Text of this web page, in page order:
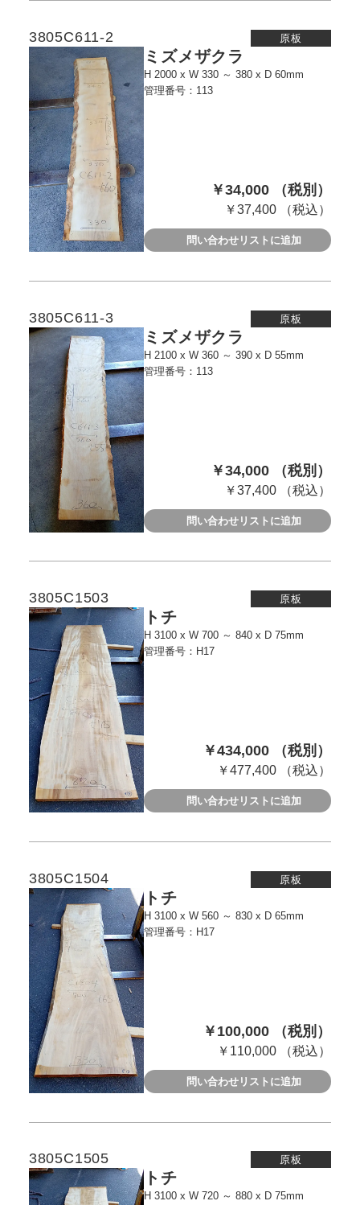
3805C611-2 原板
ミズメザクラ
H 2000 x W 330 ～ 380 x D 60mm
管理番号：113
￥34,000 （税別）
￥37,400 （税込）
問い合わせリストに追加
3805C611-3 原板
ミズメザクラ
H 2100 x W 360 ～ 390 x D 55mm
管理番号：113
￥34,000 （税別）
￥37,400 （税込）
問い合わせリストに追加
3805C1503 原板
トチ
H 3100 x W 700 ～ 840 x D 75mm
管理番号：H17
￥434,000 （税別）
￥477,400 （税込）
問い合わせリストに追加
3805C1504 原板
トチ
H 3100 x W 560 ～ 830 x D 65mm
管理番号：H17
￥100,000 （税別）
￥110,000 （税込）
問い合わせリストに追加
3805C1505 原板
トチ
H 3100 x W 720 ～ 880 x D 75mm